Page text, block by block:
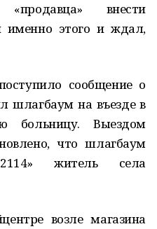
внести
именно этого и ждал,
сообщение о
шлагбаум на въезде в
больницу. Выездом
что шлагбаум
житель села
возле магазина